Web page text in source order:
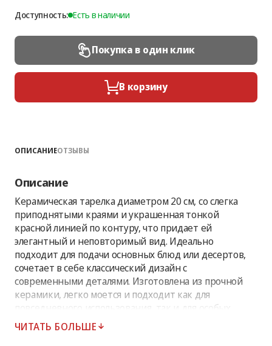
Доступность: Есть в наличии
Покупка в один клик
В корзину
ОПИСАНИЕОТЗЫВЫ
Описание
Керамическая тарелка диаметром 20 см, со слегка
приподнятыми краями и украшенная тонкой
красной линией по контуру, что придает ей
элегантный и неповторимый вид. Идеально
подходит для подачи основных блюд или десертов,
сочетает в себе классический дизайн с
современными деталями. Изготовлена из прочной
керамики, легко моется и подходит как для
повседневного использования, так и для особых
случаев. Количество в коробке: 60 шт.
ЧИТАТЬ БОЛЬШЕ